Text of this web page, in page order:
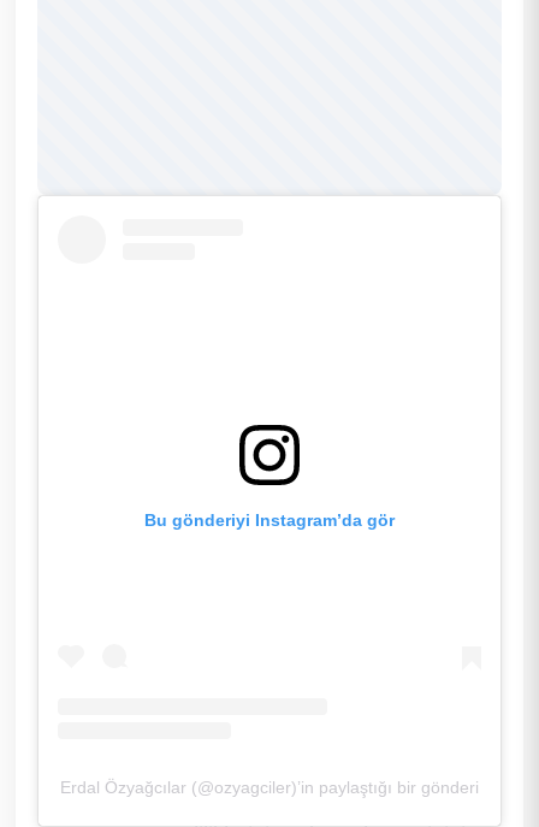
Bu gönderiyi Instagram’da gör
Erdal Özyağcılar (@ozyagciler)’in paylaştığı bir gönderi